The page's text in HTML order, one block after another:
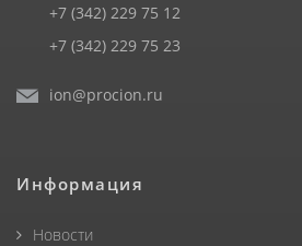
+7 (342) 229 75 12
+7 (342) 229 75 23
ion@procion.ru
Информация
Новости